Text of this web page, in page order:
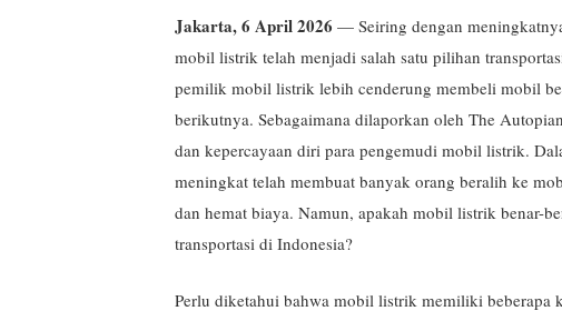
Jakarta, 6 April 2026 — Seiring dengan
mobil listrik telah menjadi salah satu pilihan
pemilik mobil listrik lebih cenderung membeli mobil
berikutnya. Sebagaimana dilaporkan oleh The
dan kepercayaan diri para pengemudi mobil listrik.
meningkat telah membuat banyak orang beralih ke
dan hemat biaya. Namun, apakah mobil listrik benar-
transportasi di Indonesia?
Perlu diketahui bahwa mobil listrik memiliki beberapa